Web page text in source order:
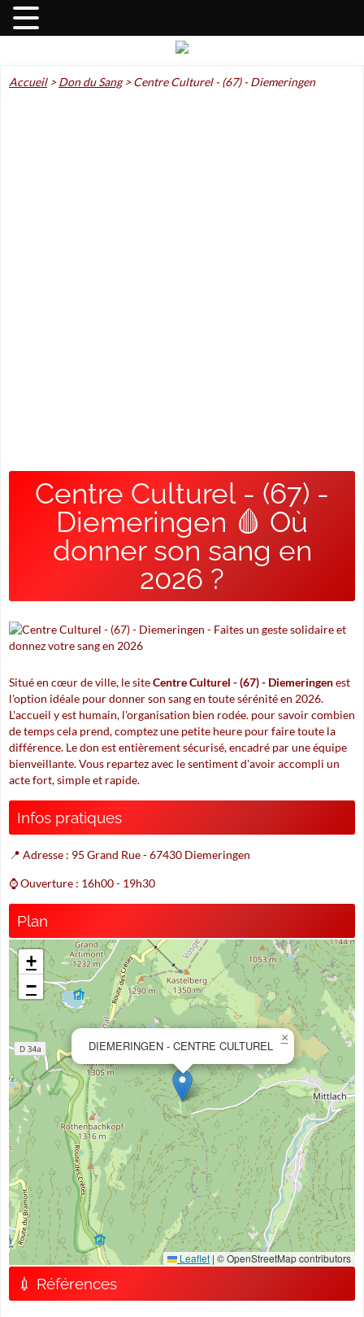
Accueil>Don du Sang>Centre Culturel - (67) - Diemeringen
Centre Culturel - (67) -
Diemeringen 🩸 Où
donner son sang en
2026 ?
Situé en cœur de ville, le siteCentre Culturel - (67) - Diemeringenest
l'option idéale pour donner son sang en toute sérénité en 2026.
L'accueil y est humain, l'organisation bien rodée. pour savoir combien
de temps cela prend, comptez une petite heure pour faire toute la
différence. Le don est entièrement sécurisé, encadré par une équipe
bienveillante. Vous repartez avec le sentiment d'avoir accompli un
acte fort, simple et rapide.
Infos pratiques
📍 Adresse : 95 Grand Rue - 67430 Diemeringen
⌚ Ouverture : 16h00 - 19h30
Plan
DIEMERINGEN - CENTRE CULTUREL
×
+
−
Leaflet | © OpenStreetMap contributors
💉 Références